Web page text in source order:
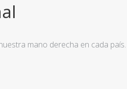
mano derecha en cada país.